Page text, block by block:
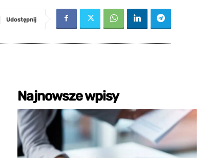
Udostępnij
Najnowsze wpisy